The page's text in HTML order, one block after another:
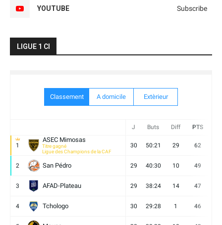
YOUTUBE Subscribe
LIGUE 1 CI
Classement A domicile Extèrieur
J Buts Diff PTS
1
ASEC Mimosas
Titre gagné
Ligue des Champions de la CAF
30 50:21 29 62
2 San Pédro 29 40:30 10 49
3 AFAD-Plateau 29 38:24 14 47
4 Tchologo 30 29:28 1 46